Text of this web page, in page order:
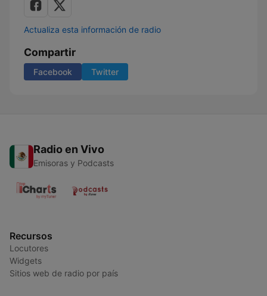
Actualiza esta información de radio
Compartir
Facebook Twitter
Radio en Vivo
Emisoras y Podcasts
Recursos
Locutores
Widgets
Sitios web de radio por país